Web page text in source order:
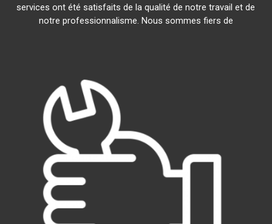
services ont été satisfaits de la qualité de notre travail et de
notre professionnalisme. Nous sommes fiers de